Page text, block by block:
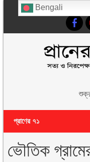
প্রাণের ৭১
ভৌতিক
Bengali